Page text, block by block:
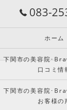
083-
ホーム
下関市の美容院･
口コミ情
下関市の美容院･
お客様の